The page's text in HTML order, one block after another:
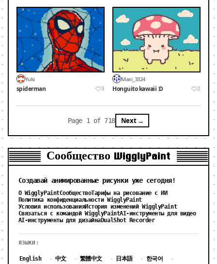
Yuki
spiderman 3
Maxi_3324
Honguito kawaii :D 2
Page 1 of 718 Next →
Сообщество WigglyPaint
Создавай анимированные рисунки уже сегодня!
О WigglyPaintСообществоТарифы на рисование с ИИ
Политика конфиденциальности WigglyPaint
Условия использованияИстория изменений WigglyPaint
Связаться с командой WigglyPaintAI-инструменты для видео
AI-инструменты для дизайнаDualShot Recorder
ЯЗЫКИ:
English · 中文 · 繁體中文 · 日本語 · 한국어 ·